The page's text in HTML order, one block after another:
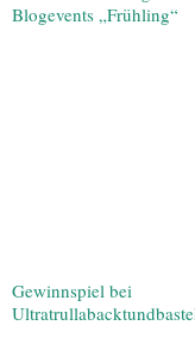
Blogevents „Frühling“
Gewinnspiel bei